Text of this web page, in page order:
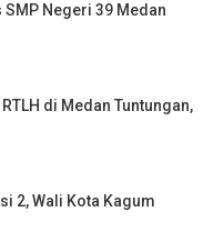
SMP Negeri 39 Medan
di Medan Tuntungan,
2, Wali Kota Kagum